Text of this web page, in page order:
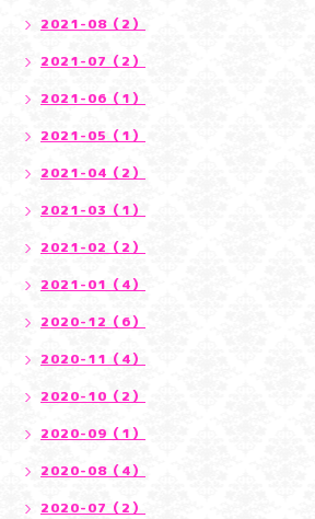
2021-08（2）
2021-07（2）
2021-06（1）
2021-05（1）
2021-04（2）
2021-03（1）
2021-02（2）
2021-01（4）
2020-12（6）
2020-11（4）
2020-10（2）
2020-09（1）
2020-08（4）
2020-07（2）